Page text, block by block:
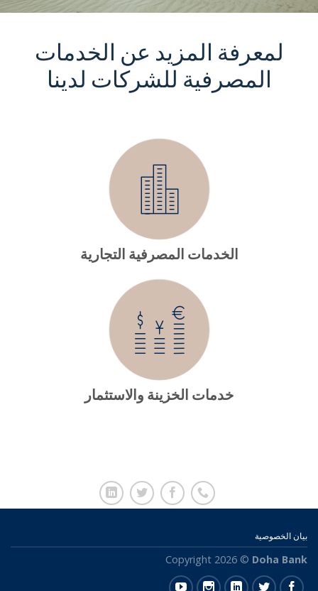
لمعرفة المزيد عن الخدمات
المصرفية للشركات لدينا
الخدمات المصرفية التجارية
خدمات الخزينة والاستثمار
بيان الخصوصية
Copyright 2026 © Doha Bank